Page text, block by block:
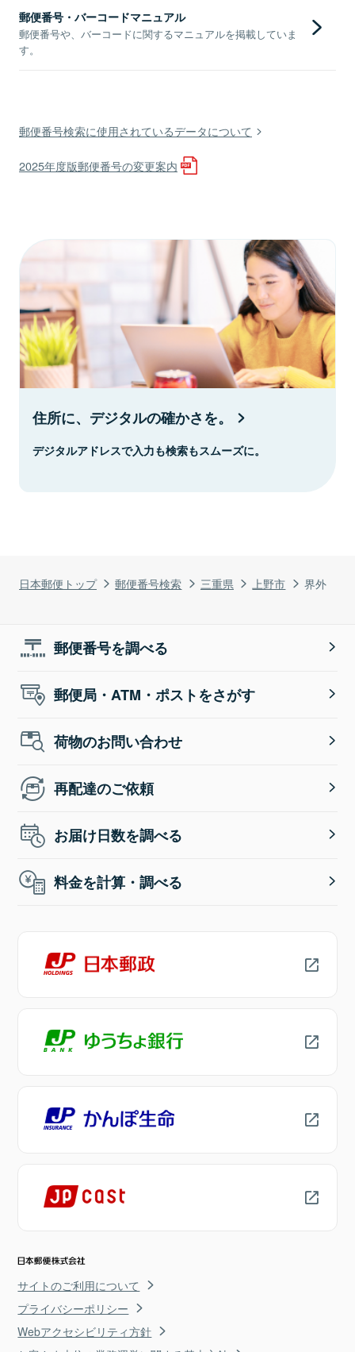
日本郵便トップ 郵便番号検索 三重県 上野市 界外
郵便番号・バーコードマニュアル
郵便番号や、バーコードに関するマニュアルを掲載していま
す。
郵便番号検索に使用されているデータについて
2025年度版郵便番号の変更案内
住所に、デジタルの確かさを。
デジタルアドレスで入力も検索もスムーズに。
郵便番号を調べる
郵便局・ATM・ポストをさがす
荷物のお問い合わせ
再配達のご依頼
お届け日数を調べる
料金を計算・調べる
サイトのご利用について
プライバシーポリシー
Webアクセシビリティ方針